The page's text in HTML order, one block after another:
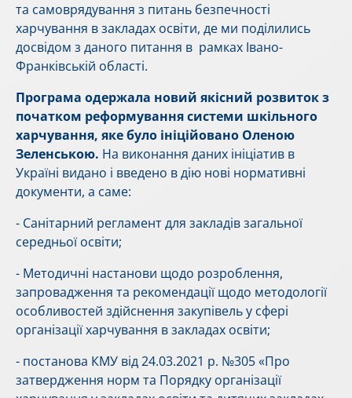
та самоврядування з питань безпечності
харчування в закладах освіти, де ми поділились
досвідом з даного питання в рамках Івано-
Франківській області.
Програма одержала новий якісний розвиток з
початком реформування системи шкільного
харчування, яке було ініційовано Оленою
Зеленською. На виконання даних ініціатив в
Україні видано і введено в дію нові нормативні
документи, а саме:
- Санітарний регламент для закладів загальної
середньої освіти;
- Методичні настанови щодо розроблення,
запровадження та рекомендації щодо методології
особливостей здійснення закупівель у сфері
організації харчування в закладах освіти;
- постанова КМУ від 24.03.2021 р. №305 «Про
затвердження норм та Порядку організації